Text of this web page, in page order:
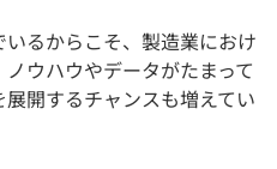
るからこそ、製造業におけ
ウハウやデータがたまって
開するチャンスも増えてい